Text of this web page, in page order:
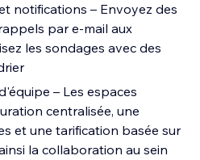
notifications – Envoyez des
par e-mail aux
les sondages avec des
– Les espaces
centralisée, une
et une tarification basée sur
la collaboration au sein